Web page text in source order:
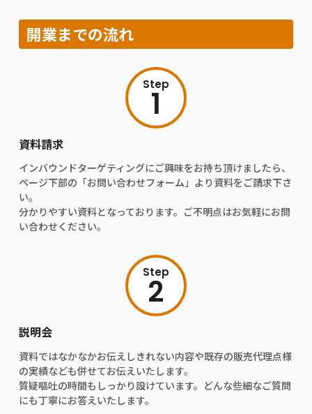
開業までの流れ
Step
1
資料請求
インバウンドターゲティングにご興味をお持ち頂けましたら、
ページ下部の「お問い合わせフォーム」より資料をご請求下さ
い。
分かりやすい資料となっております。ご不明点はお気軽にお問
い合わせください。
Step
2
説明会
資料ではなかなかお伝えしきれない内容や既存の販売代理点様
の実績なども併せてお伝えいたします。
質疑嘔吐の時間もしっかり設けています。どんな些細なご質問
にも丁寧にお答えいたします。